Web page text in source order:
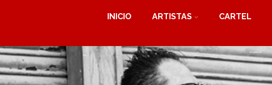
INICIO ARTISTAS CARTEL